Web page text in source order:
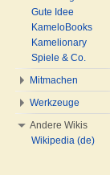
Gute Idee
KameloBooks
Kamelionary
Spiele & Co.
Mitmachen
Werkzeuge
Andere Wikis
Wikipedia (de)